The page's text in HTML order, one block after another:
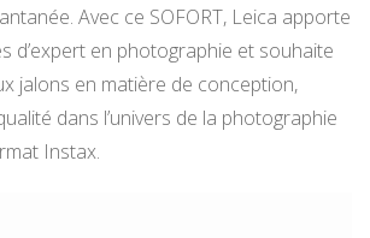
Avec ce SOFORT, Leica apporte
d’expert en photographie et souhaite
jalons en matière de conception,
dans l’univers de la photographie
Instax.